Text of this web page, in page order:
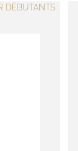
DÉBUTANTS